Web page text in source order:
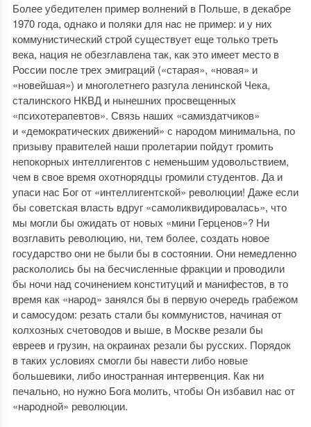
Более убедителен пример волнений в Польше, в декабре
1970 года, однако и поляки для нас не пример: и у них
коммунистический строй существует еще только треть
века, нация не обезглавлена так, как это имеет место в
России после трех эмиграций («старая», «новая» и
«новейшая») и многолетнего разгула ленинской Чека,
сталинского НКВД и нынешних просвещенных
«психотерапевтов». Связь наших «самиздатчиков»
и «демократических движений» с народом минимальна, по
призыву правителей наши пролетарии пойдут громить
непокорных интеллигентов с неменьшим удовольствием,
чем в свое время охотнорядцы громили студентов. Да и
упаси нас Бог от «интеллигентской» революции! Даже если
бы советская власть вдруг «самоликвидировалась», что
мы могли бы ожидать от новых «мини Герценов»? Ни
возглавить революцию, ни, тем более, создать новое
государство они не были бы в состоянии. Они немедленно
раскололись бы на бесчисленные фракции и проводили
бы ночи над сочинением конституций и манифестов, в то
время как «народ» занялся бы в первую очередь грабежом
и самосудом: резать стали бы коммунистов, начиная от
колхозных счетоводов и выше, в Москве резали бы
евреев и грузин, на окраинах резали бы русских. Порядок
в таких условиях смогли бы навести либо новые
большевики, либо иностранная интервенция. Как ни
печально, но нужно Бога молить, чтобы Он избавил нас от
«народной» революции.